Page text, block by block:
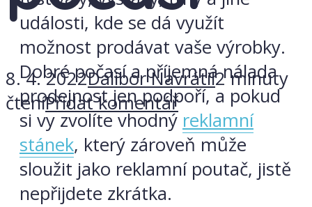
8. 4. 2022Dalibor Navrátil2 minuty
čteníPřidat komentář
události, kde se dá využít
možnost prodávat vaše výrobky.
Dobré počasí a příjemná nálada
prodejnost jen podpoří, a pokud
si vy zvolíte vhodný reklamní
stánek, který zároveň může
sloužit jako reklamní poutač, jistě
nepřijdete zkrátka.